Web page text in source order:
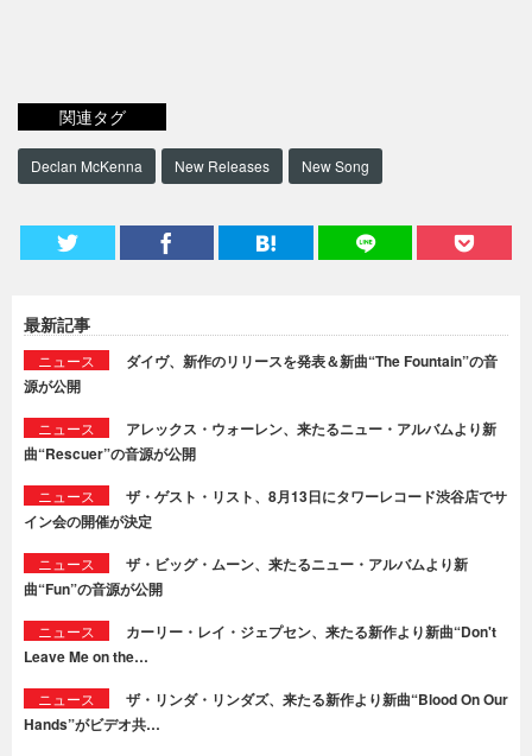
関連タグ
Declan McKenna New Releases New Song
最新記事
ニュース
ダイヴ、新作のリリースを発表＆新曲“The Fountain”の音
源が公開
ニュース
アレックス・ウォーレン、来たるニュー・アルバムより新
曲“Rescuer”の音源が公開
ニュース
ザ・ゲスト・リスト、8月13日にタワーレコード渋谷店でサ
イン会の開催が決定
ニュース
ザ・ビッグ・ムーン、来たるニュー・アルバムより新
曲“Fun”の音源が公開
ニュース
カーリー・レイ・ジェプセン、来たる新作より新曲“Don't
Leave Me on the…
ニュース
ザ・リンダ・リンダズ、来たる新作より新曲“Blood On Our
Hands”がビデオ共…